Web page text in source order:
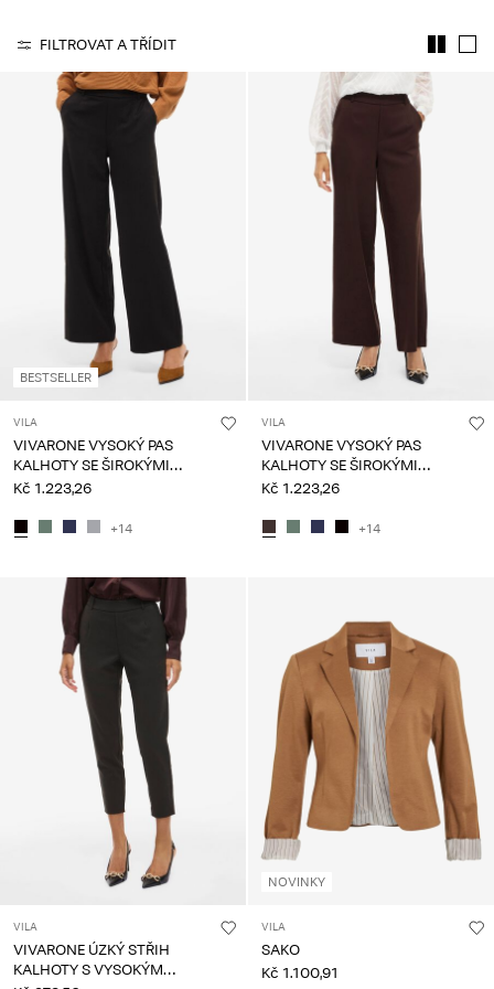
Česko
FILTROVAT A TŘÍDIT
BESTSELLER
VILA
VIVARONE VYSOKÝ PAS
KALHOTY SE ŠIROKÝMI
NOHAVICEMI
Kč 1.223,26
+14
VILA
VIVARONE VYSOKÝ PAS
KALHOTY SE ŠIROKÝMI
NOHAVICEMI
Kč 1.223,26
+14
VILA
VIVARONE ÚZKÝ STŘIH
KALHOTY S VYSOKÝM
NOVINKY
VILA
SAKO
Kč 1.100,91